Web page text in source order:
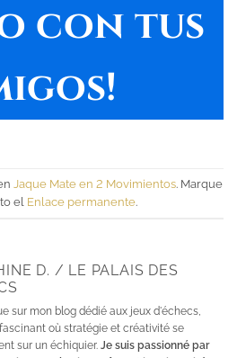
con tus
Jaque Mate en 2 Movimientos. Marque
el Enlace permanente.
D. / LE PALAIS DES
sur mon blog dédié aux jeux d'échecs,
où stratégie et créativité se
sur un échiquier. Je suis passionné par